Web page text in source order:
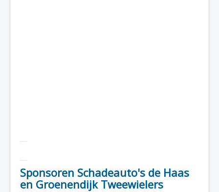
Sponsoren Schadeauto's de Haas
en Groenendijk Tweewielers